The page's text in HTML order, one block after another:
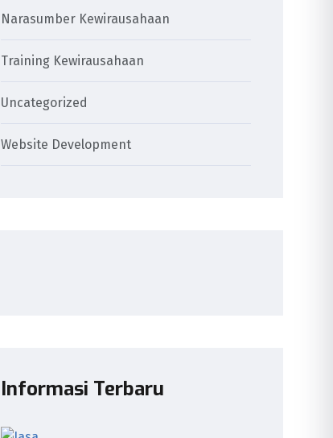
Narasumber Kewirausahaan
Training Kewirausahaan
Uncategorized
Website Development
Informasi Terbaru